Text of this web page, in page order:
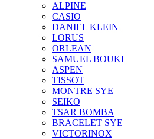
ALPINE
CASIO
DANIEL KLEIN
LORUS
ORLEAN
SAMUEL BOUKI
ASPEN
TISSOT
MONTRE SYE
SEIKO
TSAR BOMBA
BRACELET SYE
VICTORINOX